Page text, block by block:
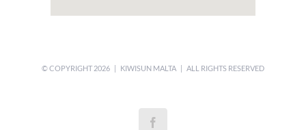
© COPYRIGHT2026 | KIWISUN MALTA | ALL RIGHTS RESERVED